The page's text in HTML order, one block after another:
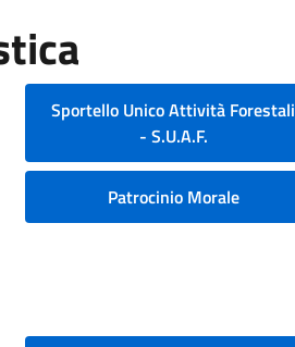
Sportello Unico Attività Forestali
- S.U.A.F.
Patrocinio Morale